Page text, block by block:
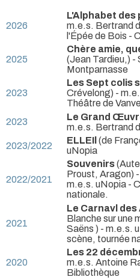
2026
L'Alphabet des
m.e.s. Bertrand
l'Épée de Bois -
2025
Chère amie,
(Jean Tardieu,) -
Montparnasse
2023
Les Sept colis
Crévelong) -
Théâtre de
2023
Le Grand
m.e.s. Bertrand
2023/2022
ELLEIl (de
uNopia
2022/2021
Souvenirs
Proust, Aragon)
m.e.s. uNopia -
nationale.
2021
Le Carnavl des
Blanche sur une
Saëns ) - m.e.s.
scène, tournée
2020
Les 22
m.e.s. Antoine
Bibliothèque